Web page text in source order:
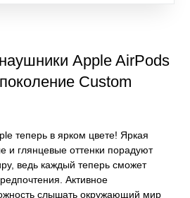
Apple AirPods
Custom
теперь в ярком цвете! Яркая
и глянцевые оттенки порадуют
ведь каждый теперь сможет
Активное
слышать окружающий мир